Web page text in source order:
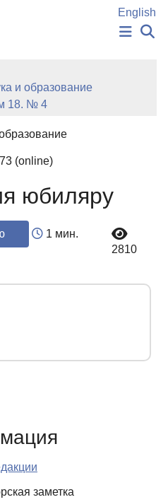
English
ЗНАНИЙ
СЛОВА
и образование
18. № 4
(online)
юбиляру
1 мин.
2810
заметка